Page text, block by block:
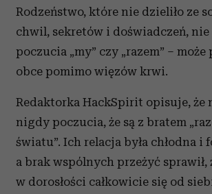
Rodzeństwo, które nie dzieliło ze
chwil, sekretów i doświadczeń, nie
poczucia „my” czy „razem” – może
obce pomimo więzów krwi.
Redaktorka HackSpirit opisuje, że
nigdy poczucia, że są z bratem
światu”. Ich relacja była chłodna i
a brak wspólnych przeżyć sprawił,
w dorosłości całkowicie się od